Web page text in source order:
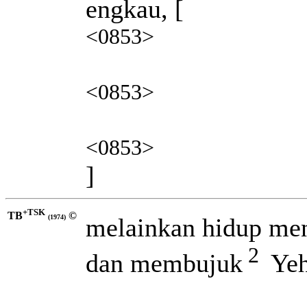
engkau, [
<0853>
<0853>
<0853>
]
TB+TSK (1974) ©
melainkan hidup
dan membujuk 2